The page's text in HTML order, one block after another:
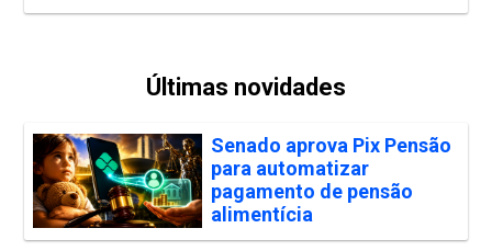
Últimas novidades
Senado aprova Pix Pensão
para automatizar
pagamento de pensão
alimentícia